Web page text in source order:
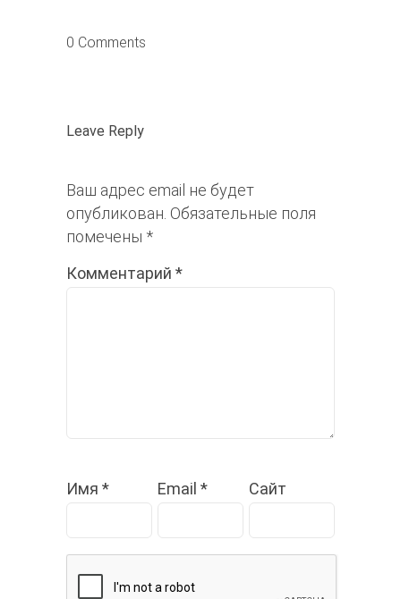
0 Comments
Leave Reply
Ваш адрес email не будет
опубликован. Обязательные поля
помечены *
Комментарий *
Имя * Email * Сайт